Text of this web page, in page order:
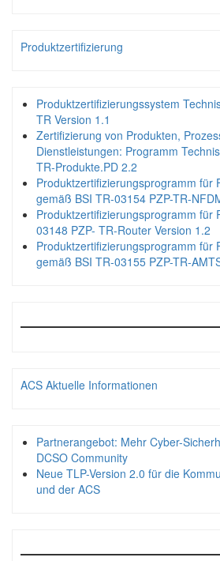
Produktzertifizierung
Produktzertifizierungssystem
TR Version 1.1
Zertifizierung von Produkten,
Dienstleistungen: Programm
TR-Produkte.PD 2.2
Produktzertifizierungsprogramm für
gemäß BSI TR-03154 PZP-TR-
Produktzertifizierungsprogramm für
03148 PZP- TR-Router Version 1.2
Produktzertifizierungsprogramm für
gemäß BSI TR-03155 PZP-TR-
ACS Aktuelle Informationen
Partnerangebot: Mehr Cyber-
DCSO Community
Neue TLP-Version 2.0 für die
und der ACS